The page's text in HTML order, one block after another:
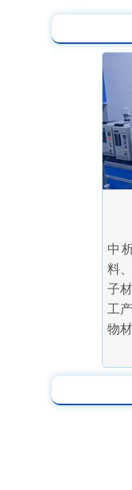
中
料
子
工
物